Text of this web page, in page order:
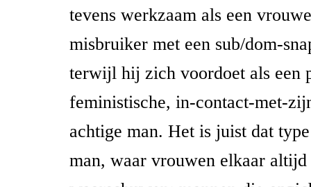
tevens werkzaam als een
misbruiker met een sub/dom-
terwijl hij zich voordoet als een
feministische, in-contact-met-
achtige man. Het is juist dat
man, waar vrouwen elkaar